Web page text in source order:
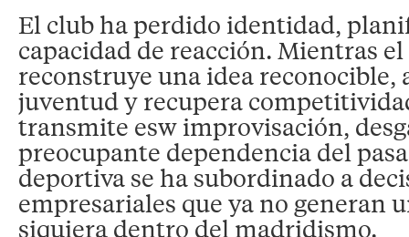
El club ha perdido identidad,
capacidad de reacción. Mientras
reconstruye una idea reconocible,
juventud y recupera
transmite esw improvisación,
preocupante dependencia del
deportiva se ha subordinado a
empresariales que ya no generan
siquiera dentro del madridismo.